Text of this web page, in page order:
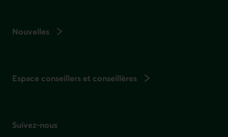
Nouvelles
Espace conseillers et conseillères
Suivez-nous